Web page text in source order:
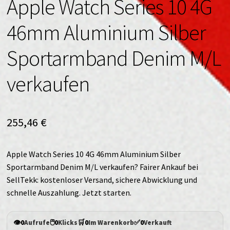
Apple Watch Series 10 4G
46mm Aluminium Silber
Sportarmband Denim M/L
verkaufen
255,46 €
Apple Watch Series 10 4G 46mm Aluminium Silber
Sportarmband Denim M/L verkaufen? Fairer Ankauf bei
SellTekk: kostenloser Versand, sichere Abwicklung und
schnelle Auszahlung. Jetzt starten.
👁️0Aufrufe🖱️0Klicks🛒0Im Warenkorb✅0Verkauft